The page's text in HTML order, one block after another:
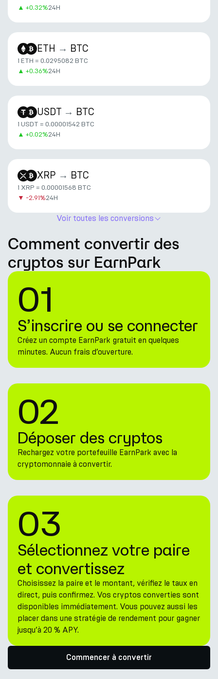
▲ +0.32%24H
ETH → BTC
1 ETH = 0.0295082 BTC
▲ +0.36%24H
USDT → BTC
1 USDT = 0.00001542 BTC
▲ +0.02%24H
XRP → BTC
1 XRP = 0.00001568 BTC
▼ -2.91%24H
Voir toutes les conversions
Comment convertir des
cryptos sur EarnPark
01
S’inscrire ou se connecter
Créez un compte EarnPark gratuit en quelques
minutes. Aucun frais d’ouverture.
02
Déposer des cryptos
Rechargez votre portefeuille EarnPark avec la
cryptomonnaie à convertir.
03
Sélectionnez votre paire
et convertissez
Choisissez la paire et le montant, vérifiez le taux en
direct, puis confirmez. Vos cryptos converties sont
disponibles immédiatement. Vous pouvez aussi les
placer dans une stratégie de rendement pour gagner
jusqu’à 20 % APY.
Commencer à convertir